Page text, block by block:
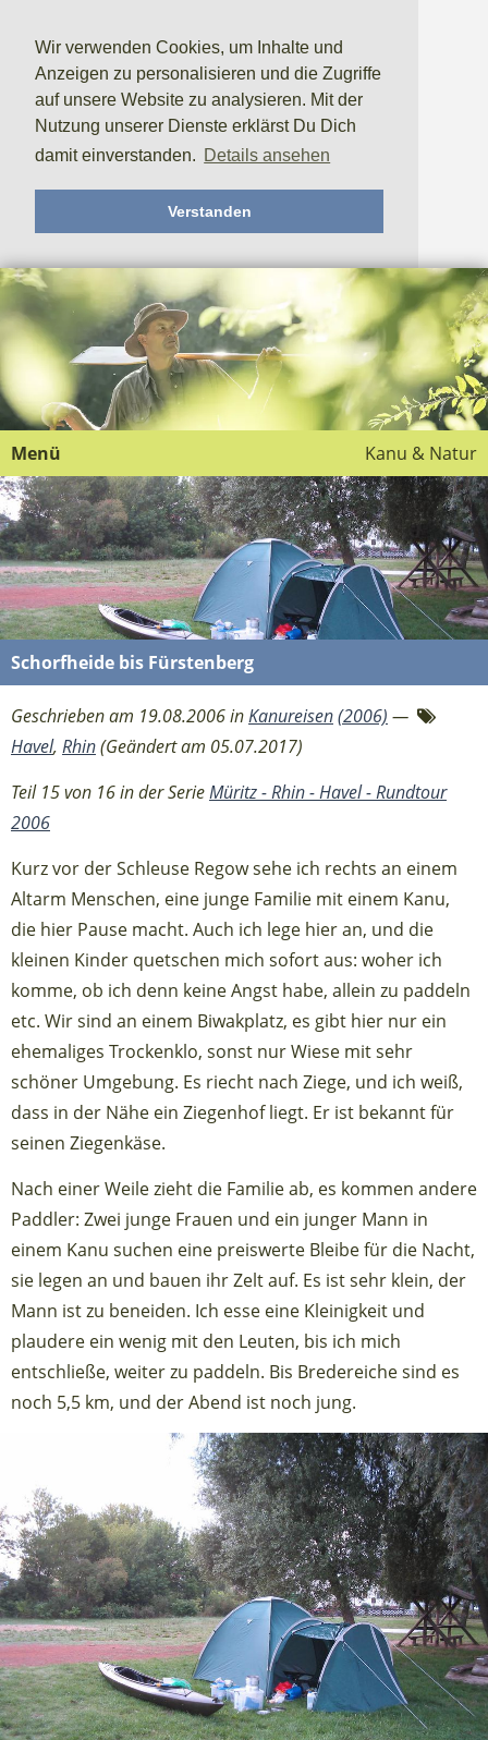
Wir verwenden Cookies, um Inhalte und
Anzeigen zu personalisieren und die Zugriffe
auf unsere Website zu analysieren. Mit der
Nutzung unserer Dienste erklärst Du Dich
damit einverstanden. Details ansehen
Verstanden
Kanu & Natur
Menü
Schorfheide bis Fürstenberg
Geschrieben am 19.08.2006 inKanureisen(2006) —
Havel, Rhin(Geändert am 05.07.2017)
Teil 15 von 16 in der SerieMüritz - Rhin - Havel - Rundtour
2006
Kurz vor der Schleuse Regow sehe ich rechts an einem
Altarm Menschen, eine junge Familie mit einem Kanu,
die hier Pause macht. Auch ich lege hier an, und die
kleinen Kinder quetschen mich sofort aus: woher ich
komme, ob ich denn keine Angst habe, allein zu paddeln
etc. Wir sind an einem Biwakplatz, es gibt hier nur ein
ehemaliges Trockenklo, sonst nur Wiese mit sehr
schöner Umgebung. Es riecht nach Ziege, und ich weiß,
dass in der Nähe ein Ziegenhof liegt. Er ist bekannt für
seinen Ziegenkäse.
Nach einer Weile zieht die Familie ab, es kommen andere
Paddler: Zwei junge Frauen und ein junger Mann in
einem Kanu suchen eine preiswerte Bleibe für die Nacht,
sie legen an und bauen ihr Zelt auf. Es ist sehr klein, der
Mann ist zu beneiden. Ich esse eine Kleinigkeit und
plaudere ein wenig mit den Leuten, bis ich mich
entschließe, weiter zu paddeln. Bis Bredereiche sind es
noch 5,5 km, und der Abend ist noch jung.